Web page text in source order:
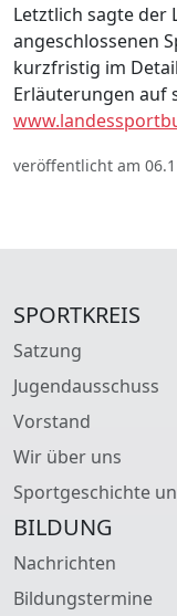
Letztlich sagte der
angeschlossenen
kurzfristig im
Erläuterungen auf
veröffentlicht am
SPORTKREIS
Satzung
Jugendausschuss
Vorstand
Wir über uns
Sportgeschichte
BILDUNG
Nachrichten
Bildungstermine